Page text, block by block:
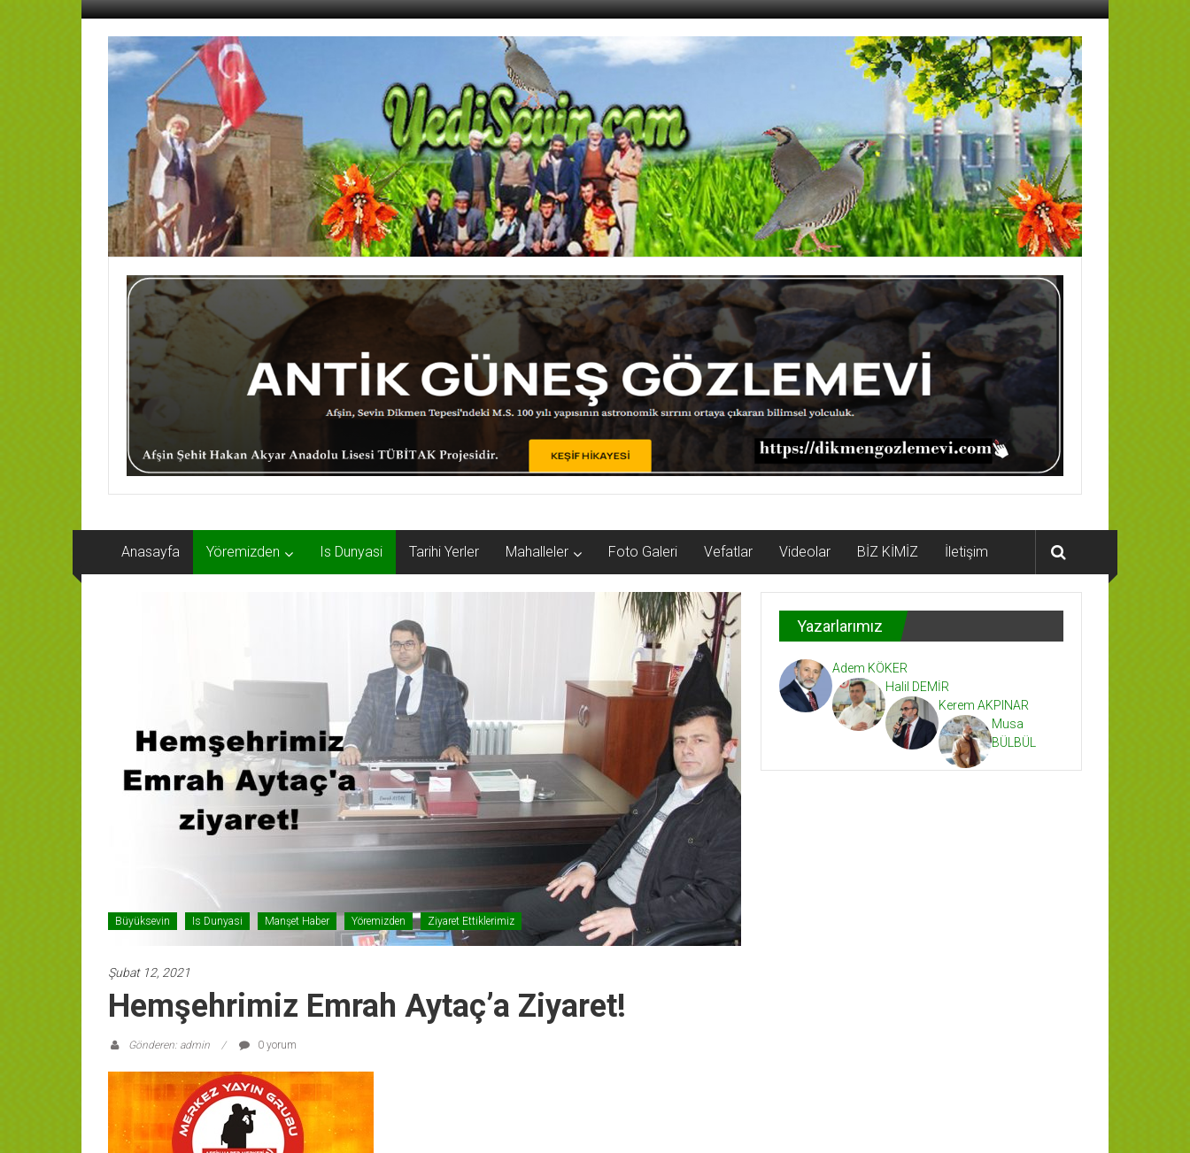
İçeriğe
AFŞİN
YEDİSEVİN
HABER
Kahramanmaraş,Afşin,Sevin
Köyleri
Tanıtım
ve
Haber
Portalı
Anasayfa Yöremizden Is Dunyasi Tarihi Yerler Mahalleler Foto Galeri Vefatlar Videolar BİZ KİMİZ İletişim
Büyüksevin Is Dunyasi Manşet Haber Yöremizden Ziyaret Ettiklerimiz
Şubat 12, 2021
Hemşehrimiz Emrah Aytaç’a Ziyaret!
Gönderen: admin 0 yorum
Yazarlarımız
Adem KÖKER
Halil DEMİR
Kerem AKPINAR
Musa
BÜLBÜL